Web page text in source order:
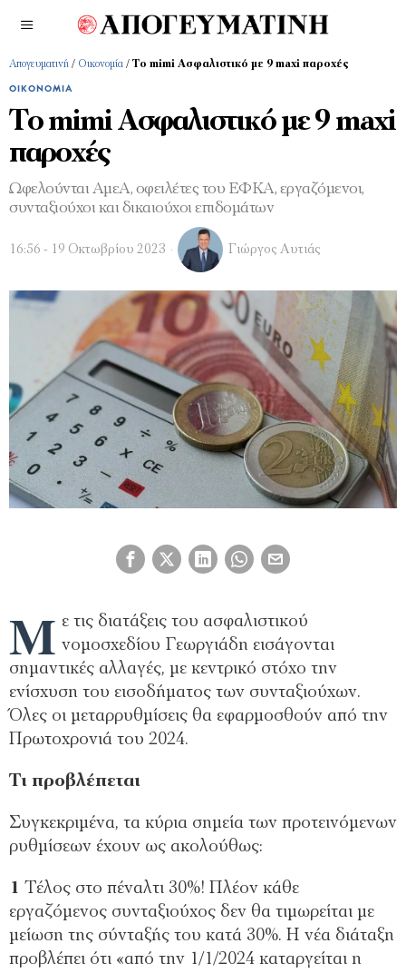
Απογευματινή / Οικονομία / Το mimi Ασφαλιστικό με 9 maxi παροχές
ΟΙΚΟΝΟΜΊΑ
Το mimi Ασφαλιστικό με 9 maxi
παροχές
Ωφελούνται ΑμεΑ, οφειλέτες του ΕΦΚΑ, εργαζόμενοι,
συνταξιούχοι και δικαιούχοι επιδομάτων
16:56 - 19 Οκτωβρίου 2023 Γιώργος Αυτιάς
Μ ε τις διατάξεις του ασφαλιστικού
νομοσχεδίου Γεωργιάδη εισάγονται
σημαντικές αλλαγές, με κεντρικό στόχο την
ενίσχυση του εισοδήματος των συνταξιούχων.
Όλες οι μεταρρυθμίσεις θα εφαρμοσθούν από την
Πρωτοχρονιά του 2024.
Τι προβλέπεται
Συγκεκριμένα, τα κύρια σημεία των προτεινόμενων
ρυθμίσεων έχουν ως ακολούθως:
1 Τέλος στο πέναλτι 30%! Πλέον κάθε
εργαζόμενος συνταξιούχος δεν θα τιμωρείται με
μείωση της σύνταξής του κατά 30%. Η νέα διάταξη
προβλέπει ότι «από την 1/1/2024 καταργείται η